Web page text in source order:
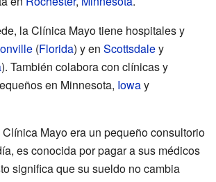
la Clínica Mayo tiene hospitales y
(Florida) y en Scottsdaley
). También colabora con clínicas y
en Minnesota, Ioway
Mayo era un pequeño consultorio
es conocida por pagar a sus médicos
significa que su sueldo no cambia